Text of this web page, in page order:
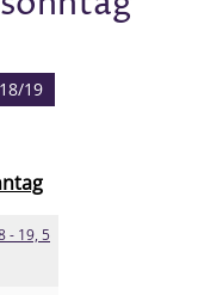
19
- 19, 5